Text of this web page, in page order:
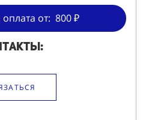
от: 800 ₽